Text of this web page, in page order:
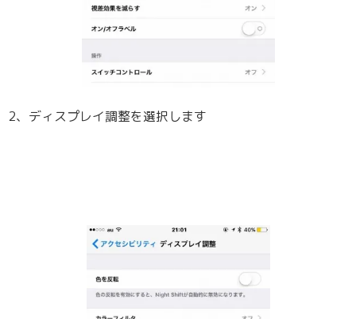
2、ディスプレイ調整を選択します